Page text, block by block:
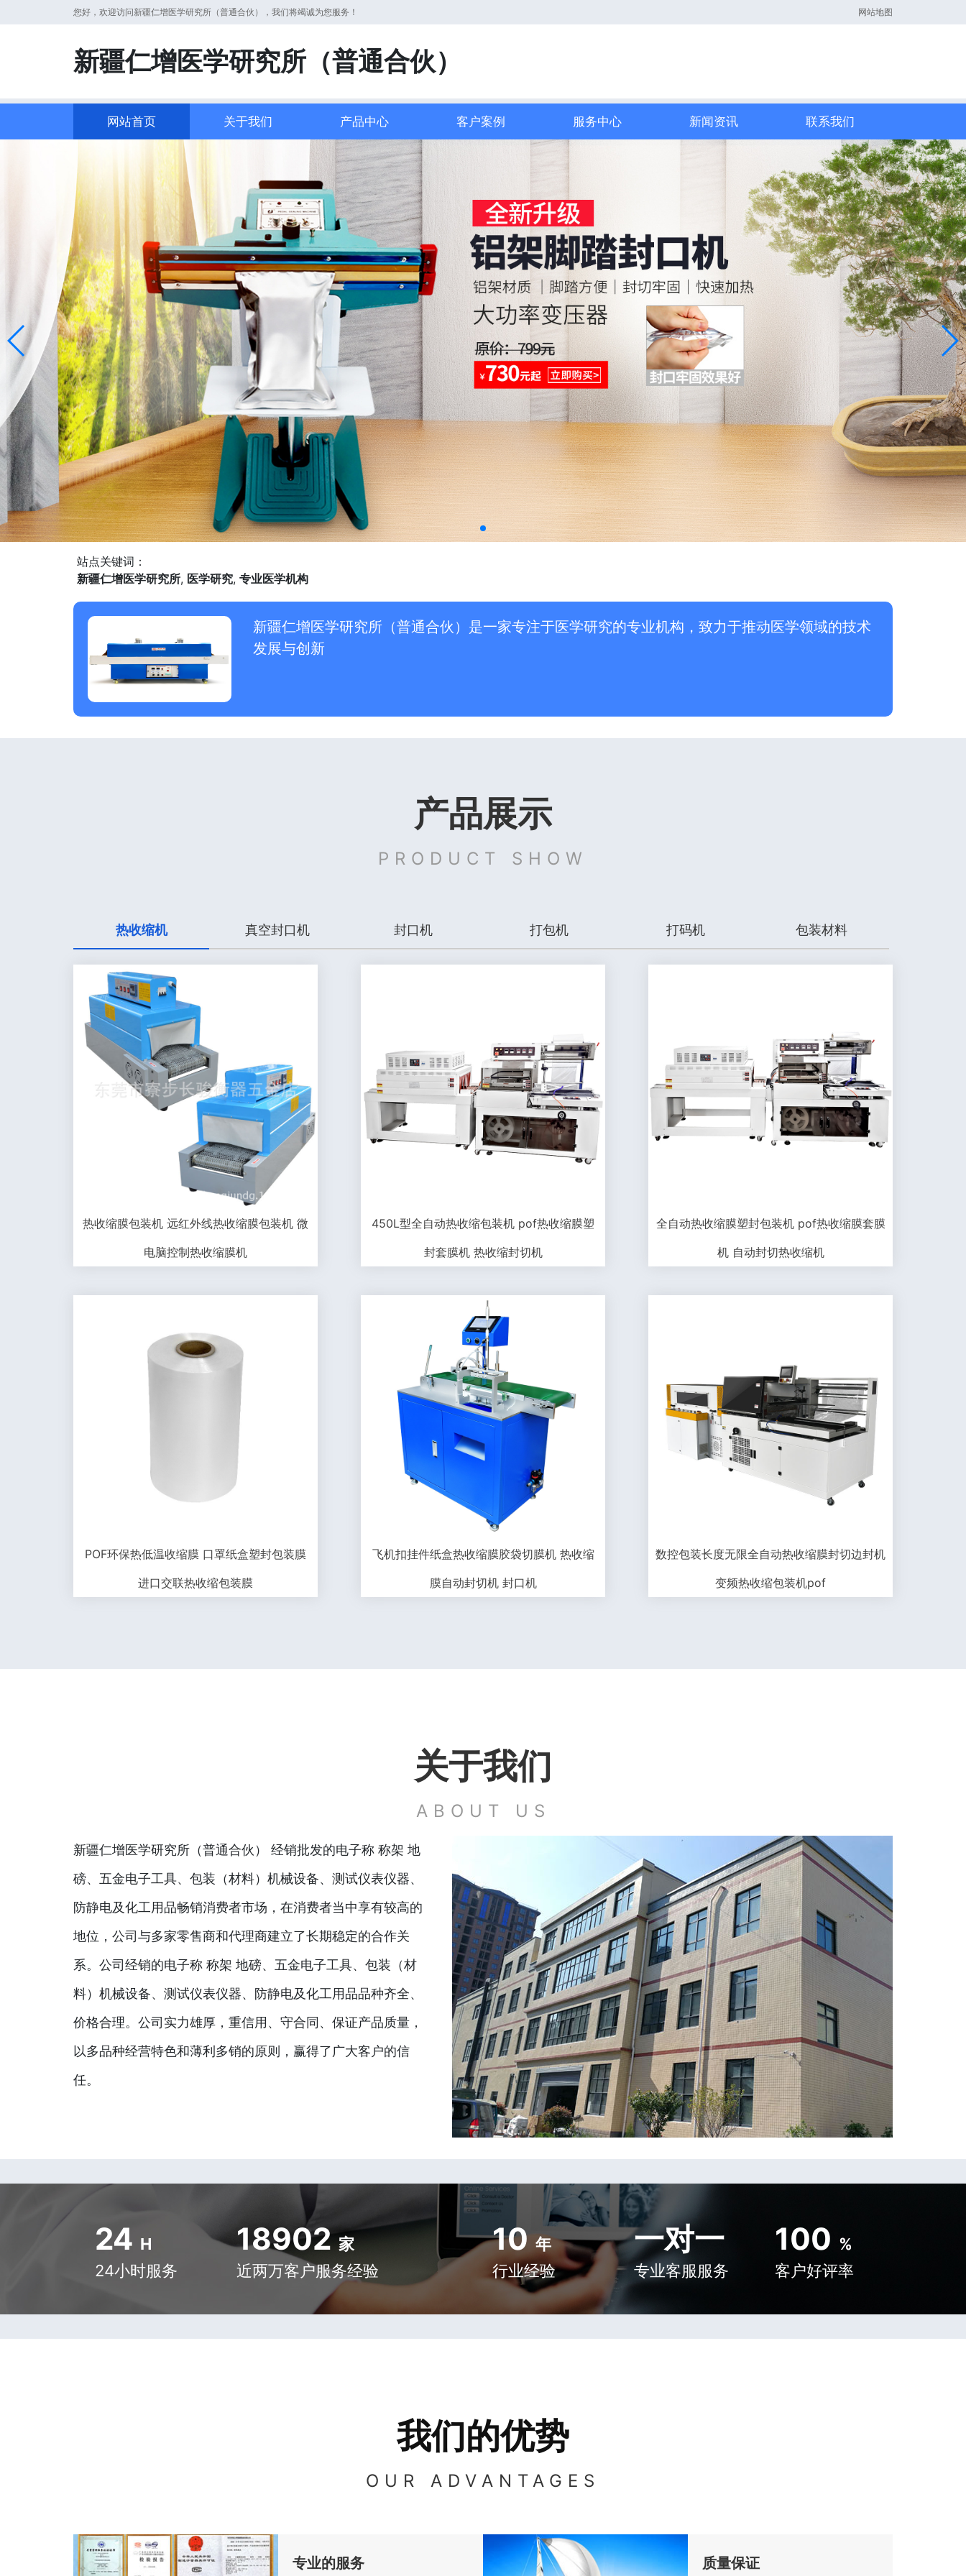
您好，欢迎访问新疆仁增医学研究所（普通合伙），我们将竭诚为您服务！ 网站地图
新疆仁增医学研究所（普通合伙）
网站首页 关于我们 产品中心 客户案例 服务中心 新闻资讯 联系我们
站点关键词：
新疆仁增医学研究所, 医学研究, 专业医学机构
新疆仁增医学研究所（普通合伙）是一家专注于医学研究的专业机构，致力于推动医学领域的技术
发展与创新
产品展示
PRODUCT SHOW
热收缩机 真空封口机 封口机 打包机 打码机 包装材料
热收缩膜包装机 远红外线热收缩膜包装机 微
电脑控制热收缩膜机
450L型全自动热收缩包装机 pof热收缩膜塑
封套膜机 热收缩封切机
全自动热收缩膜塑封包装机 pof热收缩膜套膜
机 自动封切热收缩机
POF环保热低温收缩膜 口罩纸盒塑封包装膜
进口交联热收缩包装膜
飞机扣挂件纸盒热收缩膜胶袋切膜机 热收缩
膜自动封切机 封口机
数控包装长度无限全自动热收缩膜封切边封机
变频热收缩包装机pof
关于我们
ABOUT US
新疆仁增医学研究所（普通合伙） 经销批发的电子称 称架 地
磅、五金电子工具、包装（材料）机械设备、测试仪表仪器、
防静电及化工用品畅销消费者市场，在消费者当中享有较高的
地位，公司与多家零售商和代理商建立了长期稳定的合作关
系。公司经销的电子称 称架 地磅、五金电子工具、包装（材
料）机械设备、测试仪表仪器、防静电及化工用品品种齐全、
价格合理。公司实力雄厚，重信用、守合同、保证产品质量，
以多品种经营特色和薄利多销的原则，赢得了广大客户的信
任。
24 H
24小时服务
18902 家
近两万客户服务经验
10 年
行业经验
一对一
专业客服服务
100 %
客户好评率
我们的优势
OUR ADVANTAGES
专业的服务 质量保证